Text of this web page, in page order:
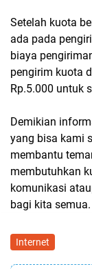
Setelah kuota
ada pada
biaya
pengirim kuota
Rp.5.000 untuk
Demikian
yang bisa kami
membantu
membutuhkan
komunikasi
bagi kita semua.
Internet